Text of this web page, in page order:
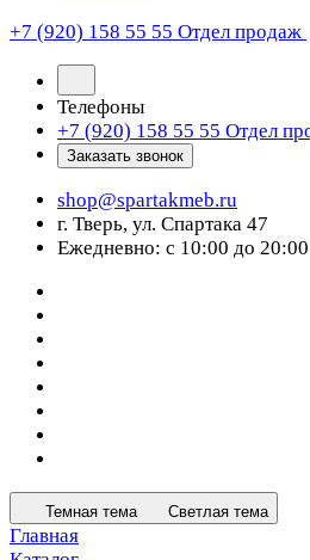
+7 (920) 158 55 55 Отдел продаж
Телефоны
+7 (920) 158 55 55 Отдел
Заказать звонок
shop@spartakmeb.ru
г. Тверь, ул. Спартака 47
Ежедневно: с 10:00 до 20:00
Темная тема Светлая тема
Главная